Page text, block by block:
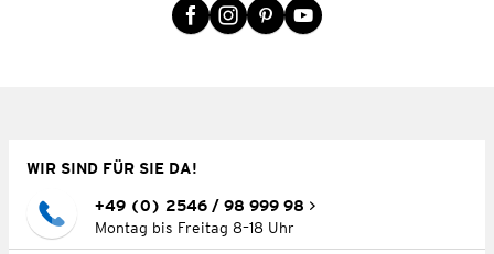
WIR SIND FÜR SIE DA!
+49 (0) 2546 / 98 999 98
Montag bis Freitag 8–18 Uhr